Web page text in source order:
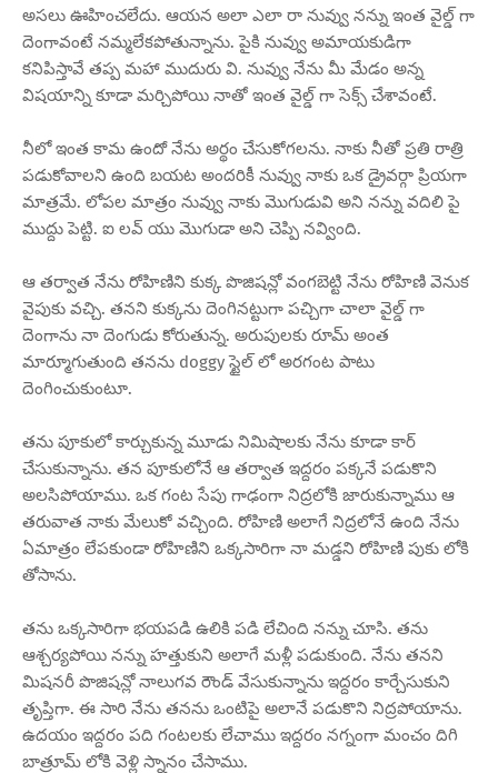
అసలు ఊహించలేదు. ఆయన అలా ఎలా రా నువ్వు నన్ను ఇంత వైల్డ్ గా
దెంగావంటే నమ్మలేకపోతున్నాను. పైకి నువ్వు అమాయకుడిగా
కనిపిస్తావే తప్ప మహా ముదురు వి. నువ్వు నేను మీ మేడం అన్న
విషయాన్ని కూడా మర్చిపోయి నాతో ఇంత వైల్డ్ గా సెక్స్ చేశావంటే.
నీలో ఇంత కామ ఉందో నేను అర్థం చేసుకోగలను. నాకు నీతో ప్రతి రాత్రి
పడుకోవాలని ఉంది బయట అందరికీ నువ్వు నాకు ఒక డ్రైవర్గా ప్రియగా
మాత్రమే. లోపల మాత్రం నువ్వు నాకు మొగుడువి అని నన్ను వదిలి పై
ముద్దు పెట్టి. ఐ లవ్ యు మొగుడా అని చెప్పి నవ్వింది.
ఆ తర్వాత నేను రోహిణిని కుక్క పొజిషన్లో వంగబెట్టి నేను రోహిణి వెనుక
వైపుకు వచ్చి. తనని కుక్కను దెంగినట్టుగా పచ్చిగా చాలా వైల్డ్ గా
దెంగాను నా దెంగుడు కోరుతున్న. అరుపులకు రూమ్ అంత
మార్మూగుతుంది తనను doggy స్టైల్ లో అరగంట పాటు
దెంగించుకుంటూ.
తను పూకులో కార్చుకున్న మూడు నిమిషాలకు నేను కూడా కార్
చేసుకున్నాను. తన పూకులోనే ఆ తర్వాత ఇద్దరం పక్కనే పడుకొని
అలసిపోయాము. ఒక గంట సేపు గాఢంగా నిద్రలోకి జారుకున్నాము ఆ
తరువాత నాకు మేలుకో వచ్చింది. రోహిణి అలాగే నిద్రలోనే ఉంది నేను
ఏమాత్రం లేపకుండా రోహిణిని ఒక్కసారిగా నా మడ్డని రోహిణి పుకు లోకి
తోసాను.
తను ఒక్కసారిగా భయపడి ఉలికి పడి లేచింది నన్ను చూసి. తను
ఆశ్చర్యపోయి నన్ను హత్తుకుని అలాగే మళ్లీ పడుకుంది. నేను తనని
మిషనరీ పొజిషన్లో నాలుగవ రౌండ్ వేసుకున్నాను ఇద్దరం కార్చేసుకుని
తృప్తిగా. ఈ సారి నేను తనను ఒంటిపై అలానే పడుకొని నిద్రపోయాను.
ఉదయం ఇద్దరం పది గంటలకు లేచాము ఇద్దరం నగ్నంగా మంచం దిగి
బాత్రూమ్ లోకి వెళ్లి స్నానం చేసాము.